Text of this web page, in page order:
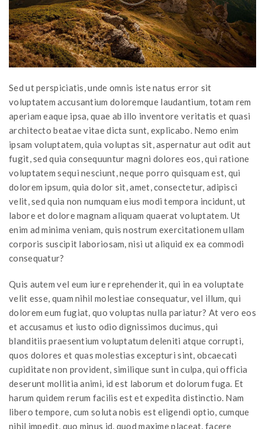
Sed ut perspiciatis, unde omnis iste natus error sit
voluptatem accusantium doloremque laudantium, totam rem
aperiam eaque ipsa, quae ab illo inventore veritatis et quasi
architecto beatae vitae dicta sunt, explicabo. Nemo enim
ipsam voluptatem, quia voluptas sit, aspernatur aut odit aut
fugit, sed quia consequuntur magni dolores eos, qui ratione
voluptatem sequi nesciunt, neque porro quisquam est, qui
dolorem ipsum, quia dolor sit, amet, consectetur, adipisci
velit, sed quia non numquam eius modi tempora incidunt, ut
labore et dolore magnam aliquam quaerat voluptatem. Ut
enim ad minima veniam, quis nostrum exercitationem ullam
corporis suscipit laboriosam, nisi ut aliquid ex ea commodi
consequatur?
Quis autem vel eum iure reprehenderit, qui in ea voluptate
velit esse, quam nihil molestiae consequatur, vel illum, qui
dolorem eum fugiat, quo voluptas nulla pariatur? At vero eos
et accusamus et iusto odio dignissimos ducimus, qui
blanditiis praesentium voluptatum deleniti atque corrupti,
quos dolores et quas molestias excepturi sint, obcaecati
cupiditate non provident, similique sunt in culpa, qui officia
deserunt mollitia animi, id est laborum et dolorum fuga. Et
harum quidem rerum facilis est et expedita distinctio. Nam
libero tempore, cum soluta nobis est eligendi optio, cumque
nihil impedit, quo minus id, quod maxime placeat, facere